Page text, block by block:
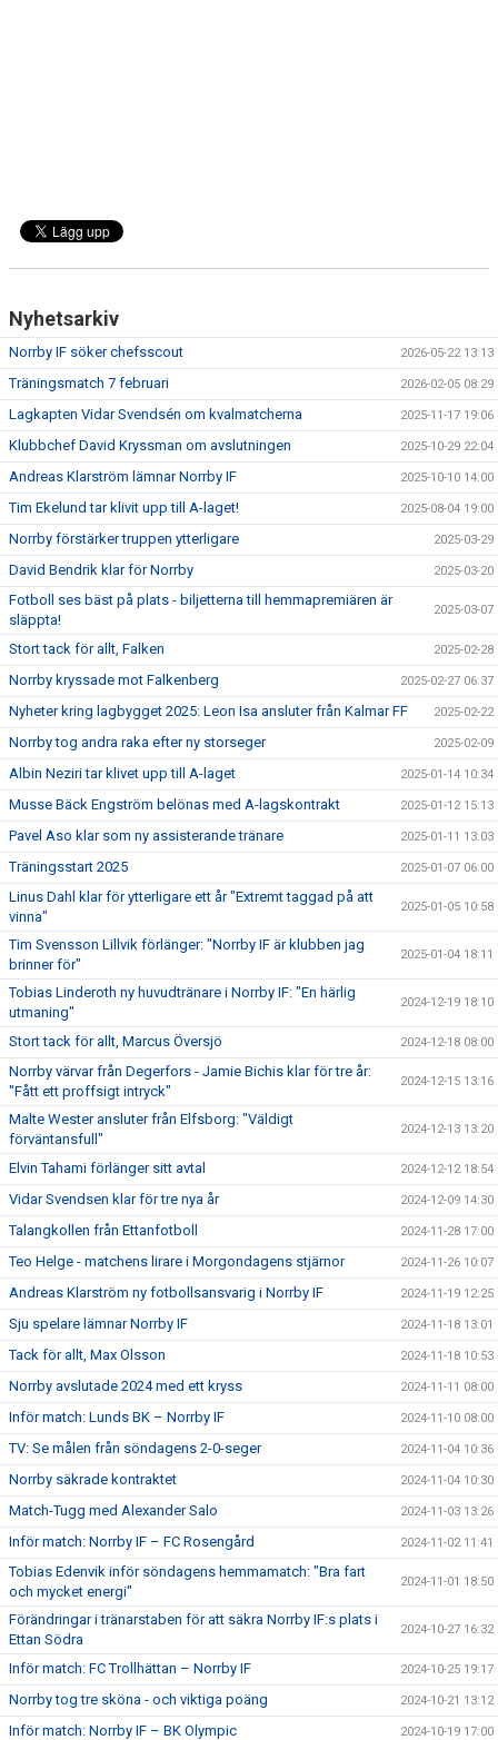
Nyhetsarkiv
Norrby IF söker chefsscout 2026-05-22 13:13
Träningsmatch 7 februari 2026-02-05 08:29
Lagkapten Vidar Svendsén om kvalmatcherna 2025-11-17 19:06
Klubbchef David Kryssman om avslutningen 2025-10-29 22:04
Andreas Klarström lämnar Norrby IF 2025-10-10 14:00
Tim Ekelund tar klivit upp till A-laget! 2025-08-04 19:00
Norrby förstärker truppen ytterligare 2025-03-29
David Bendrik klar för Norrby 2025-03-20
Fotboll ses bäst på plats - biljetterna till hemmapremiären är
släppta!
2025-03-07
Stort tack för allt, Falken 2025-02-28
Norrby kryssade mot Falkenberg 2025-02-27 06:37
Nyheter kring lagbygget 2025: Leon Isa ansluter från Kalmar FF 2025-02-22
Norrby tog andra raka efter ny storseger 2025-02-09
Albin Neziri tar klivet upp till A-laget 2025-01-14 10:34
Musse Bäck Engström belönas med A-lagskontrakt 2025-01-12 15:13
Pavel Aso klar som ny assisterande tränare 2025-01-11 13:03
Träningsstart 2025 2025-01-07 06:00
Linus Dahl klar för ytterligare ett år "Extremt taggad på att
vinna"
2025-01-05 10:58
Tim Svensson Lillvik förlänger: "Norrby IF är klubben jag
brinner för"
2025-01-04 18:11
Tobias Linderoth ny huvudtränare i Norrby IF: "En härlig
utmaning"
2024-12-19 18:10
Stort tack för allt, Marcus Översjö 2024-12-18 08:00
Norrby värvar från Degerfors - Jamie Bichis klar för tre år:
"Fått ett proffsigt intryck"
2024-12-15 13:16
Malte Wester ansluter från Elfsborg: "Väldigt
förväntansfull"
2024-12-13 13:20
Elvin Tahami förlänger sitt avtal 2024-12-12 18:54
Vidar Svendsen klar för tre nya år 2024-12-09 14:30
Talangkollen från Ettanfotboll 2024-11-28 17:00
Teo Helge - matchens lirare i Morgondagens stjärnor 2024-11-26 10:07
Andreas Klarström ny fotbollsansvarig i Norrby IF 2024-11-19 12:25
Sju spelare lämnar Norrby IF 2024-11-18 13:01
Tack för allt, Max Olsson 2024-11-18 10:53
Norrby avslutade 2024 med ett kryss 2024-11-11 08:00
Inför match: Lunds BK – Norrby IF 2024-11-10 08:00
TV: Se målen från söndagens 2-0-seger 2024-11-04 10:36
Norrby säkrade kontraktet 2024-11-04 10:30
Match-Tugg med Alexander Salo 2024-11-03 13:26
Inför match: Norrby IF – FC Rosengård 2024-11-02 11:41
Tobias Edenvik inför söndagens hemmamatch: "Bra fart
och mycket energi"
2024-11-01 18:50
Förändringar i tränarstaben för att säkra Norrby IF:s plats i
Ettan Södra
2024-10-27 16:32
Inför match: FC Trollhättan – Norrby IF 2024-10-25 19:17
Norrby tog tre sköna - och viktiga poäng 2024-10-21 13:12
Inför match: Norrby IF – BK Olympic 2024-10-19 17:00